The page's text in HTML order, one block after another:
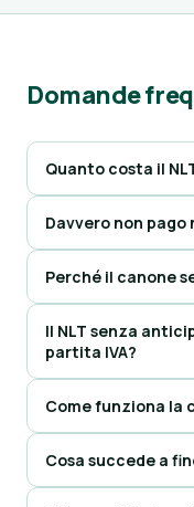
Domande
Quanto costa il
Davvero non pago
Perché il canone
Il NLT senza
partita IVA?
Come funziona la
Cosa succede a